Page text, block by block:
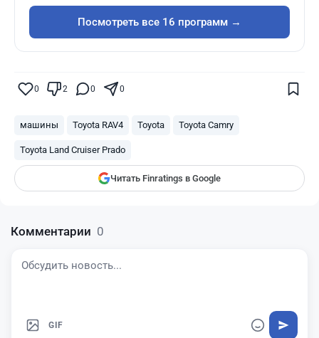
Посмотреть все 16 программ →
0 2 0 0
машины Toyota RAV4 Toyota Toyota Camry
Toyota Land Cruiser Prado
Читать Finratings в Google
Поставьте галочку рядом с
Finratings
Комментарии 0
GIF